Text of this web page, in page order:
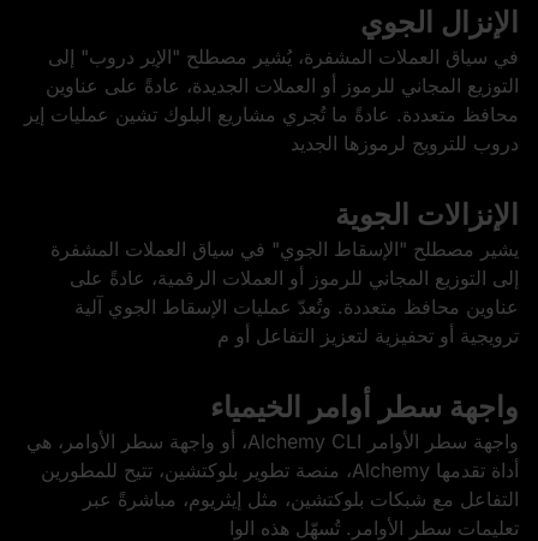
الإنزال الجوي
في سياق العملات المشفرة، يُشير مصطلح "الإير دروب" إلى
التوزيع المجاني للرموز أو العملات الجديدة، عادةً على عناوين
محافظ متعددة. عادةً ما تُجري مشاريع البلوك تشين عمليات إير
دروب للترويج لرموزها الجديد
الإنزالات الجوية
يشير مصطلح "الإسقاط الجوي" في سياق العملات المشفرة
إلى التوزيع المجاني للرموز أو العملات الرقمية، عادةً على
عناوين محافظ متعددة. وتُعدّ عمليات الإسقاط الجوي آلية
ترويجية أو تحفيزية لتعزيز التفاعل أو م
واجهة سطر أوامر الخيمياء
واجهة سطر الأوامر Alchemy CLI، أو واجهة سطر الأوامر، هي
أداة تقدمها Alchemy، منصة تطوير بلوكتشين، تتيح للمطورين
التفاعل مع شبكات بلوكتشين، مثل إيثريوم، مباشرةً عبر
تعليمات سطر الأوامر. تُسهّل هذه الوا